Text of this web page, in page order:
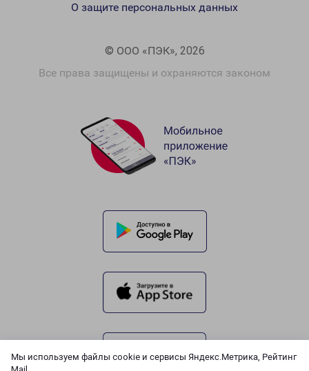
Мы используем файлы cookie и сервисы Яндекс.Метрика, Рейтинг
© ООО «ПЭК», 2026
Все права защищены и охраняются законом
О защите персональных данных